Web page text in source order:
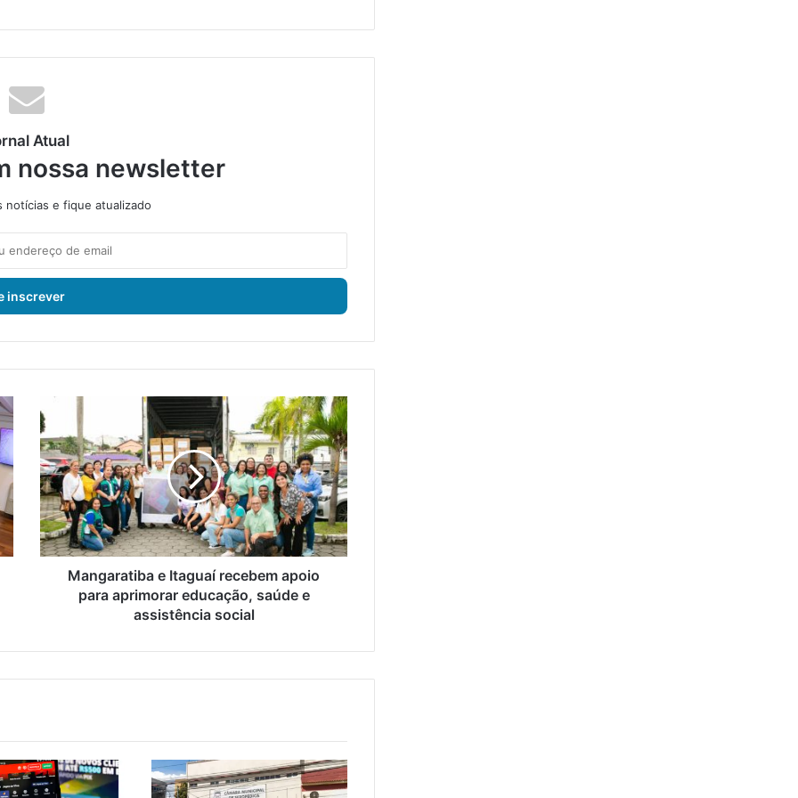
Atual
nossa newsletter
notícias e fique atualizado
a
n
g
a
r
a
t
i
t
í
r
e
Mangaratiba e Itaguaí recebem apoio
para aprimorar educação, saúde e
assistência social